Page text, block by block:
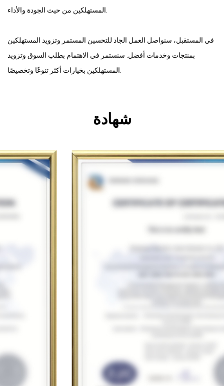
في المستقبل، سنواصل العمل الجاد للتحسين المستمر وتزويد المستهلكين
بمنتجات وخدمات أفضل. سنستمر في الاهتمام بطلب السوق وتزويد
شهادة